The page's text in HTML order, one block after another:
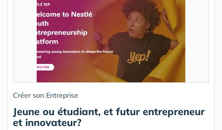
Créer son Entreprise
Jeune ou étudiant, et futur entrepreneur
et innovateur?